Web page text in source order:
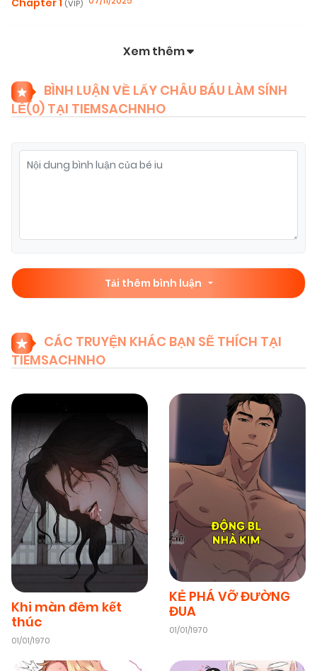
Chapter 1 (VIP)
Xem thêm
BÌNH LUẬN VỀ LẤY CHÂU BÁU LÀM SÍNH
LỄ(0) TẠI TIEMSACHNHO
Tải thêm bình luận
CÁC TRUYỆN KHÁC BẠN SẼ THÍCH TẠI
TIEMSACHNHO
Khi màn đêm kết
thúc
01/01/1970
KẺ PHÁ VỠ ĐƯỜNG
ĐUA
01/01/1970